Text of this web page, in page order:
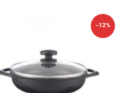
-12%